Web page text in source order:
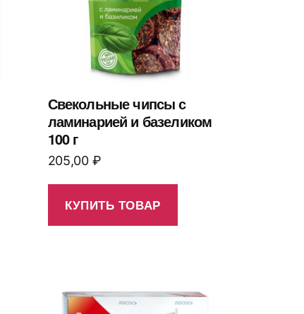
Свекольные чипсы с
ламинарией и базеликом
100 г
205,00 ₽
КУПИТЬ ТОВАР